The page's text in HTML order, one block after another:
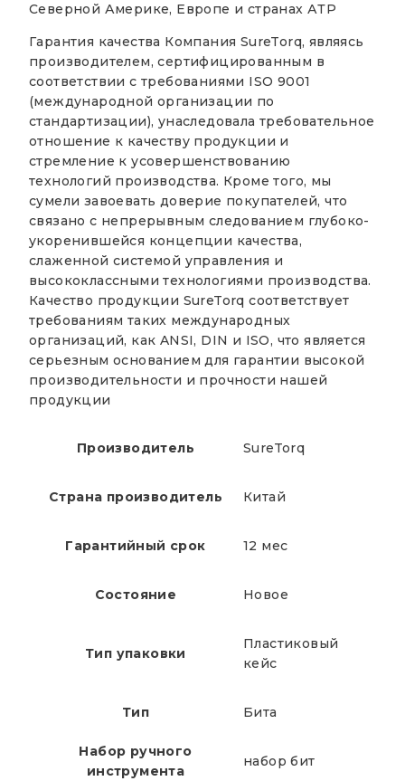
Северной Америке, Европе и странах АТР
Гарантия качества Компания SureTorq, являясь
производителем, сертифицированным в
соответствии с требованиями ISO 9001
(международной организации по
стандартизации), унаследовала требовательное
отношение к качеству продукции и
стремление к усовершенствованию
технологий производства. Кроме того, мы
сумели завоевать доверие покупателей, что
связано с непрерывным следованием глубоко-
укоренившейся концепции качества,
слаженной системой управления и
высококлассными технологиями производства.
Качество продукции SureTorq соответствует
требованиям таких международных
организаций, как ANSI, DIN и ISO, что является
серьезным основанием для гарантии высокой
производительности и прочности нашей
продукции
Производитель SureTorq
Страна производитель Китай
Гарантийный срок 12 мес
Состояние Новое
Тип упаковки
Пластиковый
кейс
Тип Бита
Набор ручного
инструмента
набор бит